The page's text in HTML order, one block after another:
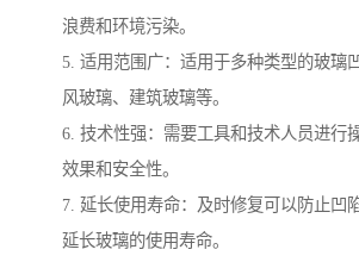
浪费和环境污染。
5. 适用范围广：适用于多种类型的玻璃
风玻璃、建筑玻璃等。
6. 技术性强：需要工具和技术人员进行
效果和安全性。
7. 延长使用寿命：及时修复可以防止凹
延长玻璃的使用寿命。